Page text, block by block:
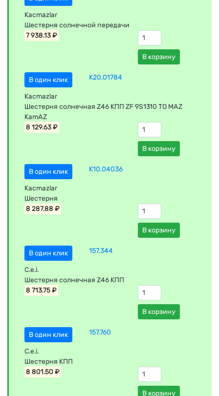
Kacmazlar
Шестерня солнечной передачи
7 938.13 ₽
В корзину
В один клик K20.01784
Kacmazlar
Шестерня солнечная Z46 КПП ZF 9S1310 TO MAZ
KamAZ
8 129.63 ₽
В корзину
В один клик K10.04036
Kacmazlar
Шестерня
8 287.88 ₽
В корзину
В один клик 157.344
C.e.i.
Шестерня солнечная Z46 КПП
8 713.75 ₽
В корзину
В один клик 157.760
C.e.i.
Шестерня КПП
8 801.50 ₽
В корзину